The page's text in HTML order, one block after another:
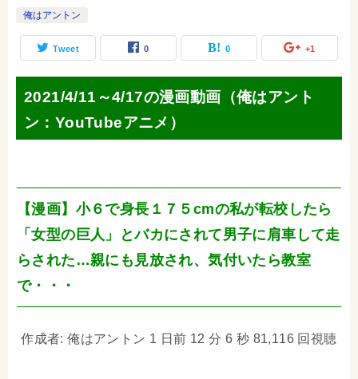
俺はアントン
Tweet 0 0 +1
2021/4/11～4/17の漫画動画（俺はアント
ン：YouTubeアニメ）
【漫画】小６で身長１７５cmの私が転校したら
「女型の巨人」とバカにされて男子に肩車して走
らされた…親にも見放され、気付いたら教室
で・・・
作成者: 俺はアントン 1 日前 12 分 6 秒 81,116 回視聴